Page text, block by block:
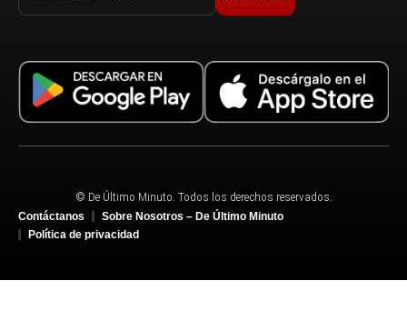
© De Último Minuto. Todos los derechos reservados.
Contáctanos
Sobre Nosotros – De Último Minuto
Política de privacidad